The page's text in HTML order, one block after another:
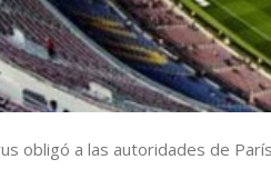
obligó a las autoridades de